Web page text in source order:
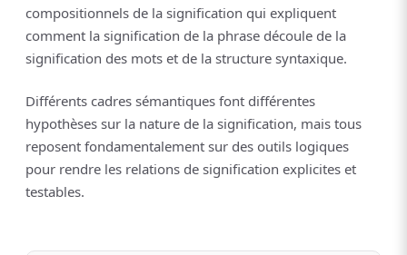
compositionnels de la signification qui expliquent
comment la signification de la phrase découle de la
signification des mots et de la structure syntaxique.
Différents cadres sémantiques font différentes
hypothèses sur la nature de la signification, mais tous
reposent fondamentalement sur des outils logiques
pour rendre les relations de signification explicites et
testables.